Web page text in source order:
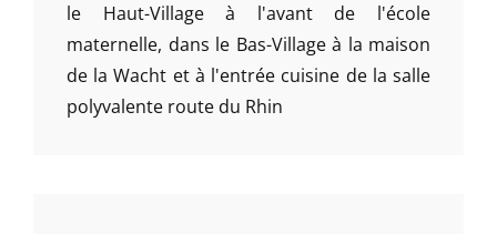
le Haut-Village à l'avant de l'école
maternelle, dans le Bas-Village à la maison
de la Wacht et à l'entrée cuisine de la salle
polyvalente route du Rhin